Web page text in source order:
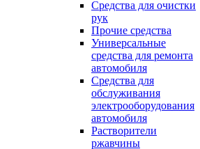
Средства для очистки
рук
Прочие средства
Универсальные
средства для ремонта
автомобиля
Средства для
обслуживания
электрооборудования
автомобиля
Растворители
ржавчины